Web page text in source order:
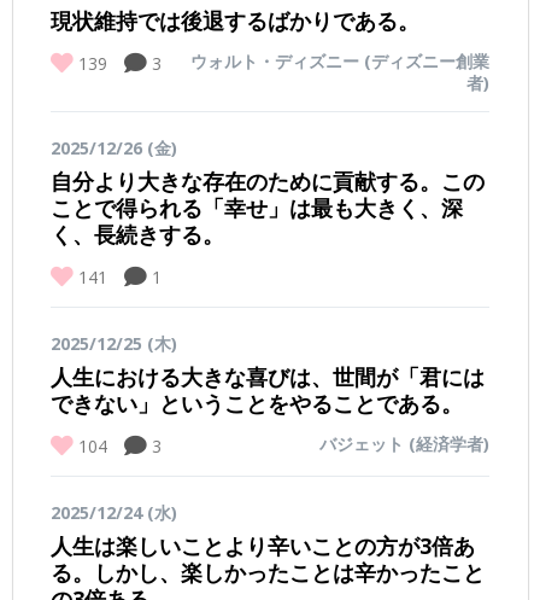
現状維持では後退するばかりである。
139 3
ウォルト・ディズニー (ディズニー創業
者)
2025/12/26 (金)
自分より大きな存在のために貢献する。この
ことで得られる「幸せ」は最も大きく、深
く、長続きする。
141 1
2025/12/25 (木)
人生における大きな喜びは、世間が「君には
できない」ということをやることである。
104 3 バジェット (経済学者)
2025/12/24 (水)
人生は楽しいことより辛いことの方が3倍あ
る。しかし、楽しかったことは辛かったこと